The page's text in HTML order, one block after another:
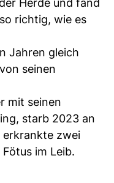
Herde und fand
richtig, wie es
Jahren gleich
seinen
mit seinen
starb 2023 an
erkrankte zwei
im Leib.